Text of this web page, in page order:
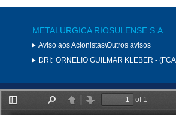
METALURGICA RIOSULENSE S.A.
Aviso aos Acionistas\Outros avisos
DRI: ORNELIO GUILMAR KLEBER -